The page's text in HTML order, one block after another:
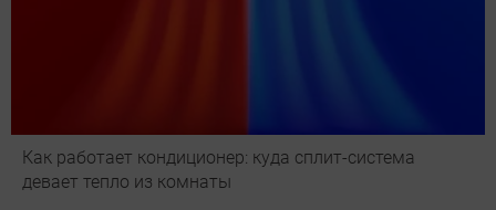
Как работает кондиционер: куда сплит-система
девает тепло из комнаты